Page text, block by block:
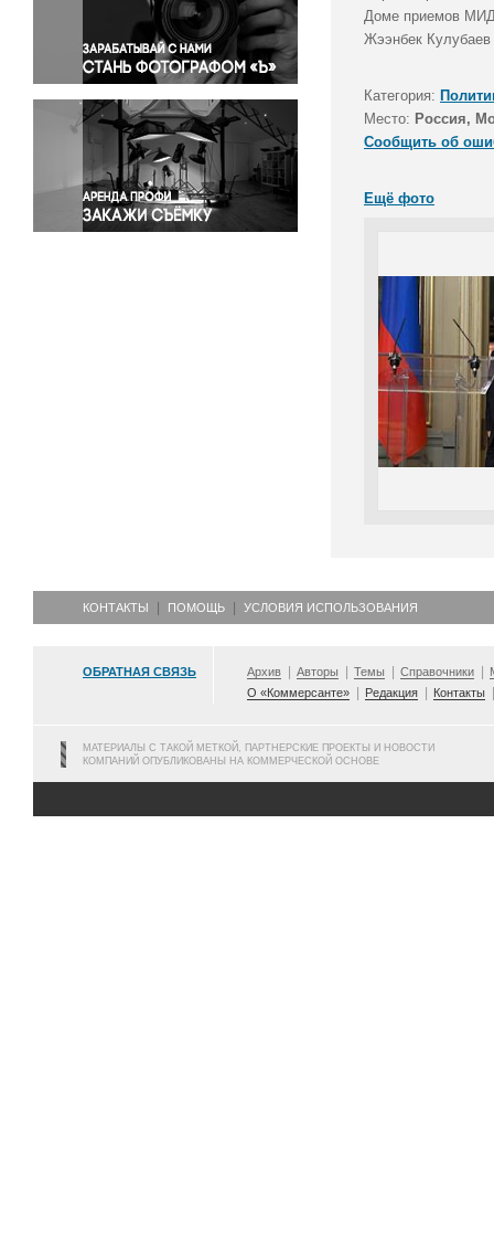
Правосудие
Происшествия и конфликты
Религия
Светская жизнь
Спорт
Экология
Экономика и бизнес
Доме приемов МИД
Жээнбек Кулубаев
Категория:
Место: Россия,
Сообщить об
Ещё фото
КОНТАКТЫ ПОМОЩЬ УСЛОВИЯ ИСПОЛЬЗОВАНИЯ
ОБРАТНАЯ СВЯЗЬ Архив Авторы Темы Справочники
О «Коммерсанте»
Редакция Контакты
МАТЕРИАЛЫ С ТАКОЙ МЕТКОЙ, ПАРТНЕРСКИЕ ПРОЕКТЫ И НОВОСТИ
КОМПАНИЙ ОПУБЛИКОВАНЫ НА КОММЕРЧЕСКОЙ ОСНОВЕ